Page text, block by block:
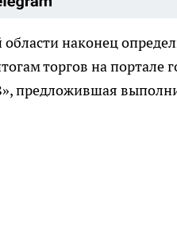
наконец
торгов на портале
предложившая